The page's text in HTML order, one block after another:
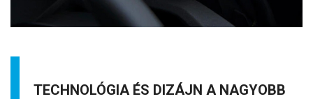
TECHNOLÓGIA ÉS DIZÁJN A NAGYOBB